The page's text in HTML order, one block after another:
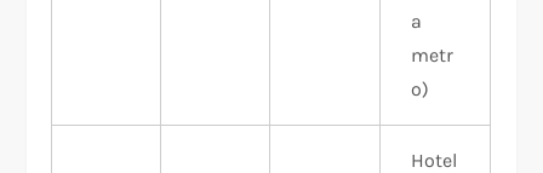
a
metr
o)
Hotel